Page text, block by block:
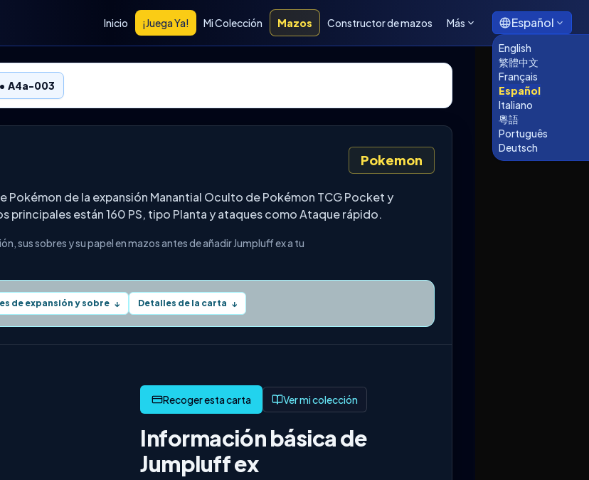
Inicio ¡Juega Ya! Mi Colección Mazos Constructor de mazos Más Español
English
繁體中文
Français
Español
Italiano
粵語
Português
Deutsch
A4a-003
Pokemon
Pokémon de la expansión Manantial Oculto de Pokémon TCG Pocket y
principales están 160 PS, tipo Planta y ataques como Ataque rápido.
sus sobres y su papel en mazos antes de añadir Jumpluff ex a tu
de expansión y sobre ↓ Detalles de la carta ↓
Ver mi colección
Información básica de
Jumpluff ex